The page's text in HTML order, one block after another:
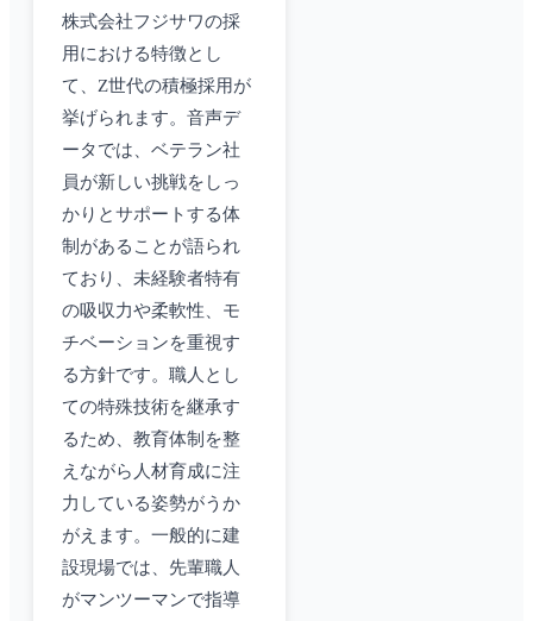
株式会社フジサワの採
用における特徴とし
て、Z世代の積極採用が
挙げられます。音声デ
ータでは、ベテラン社
員が新しい挑戦をしっ
かりとサポートする体
制があることが語られ
ており、未経験者特有
の吸収力や柔軟性、モ
チベーションを重視す
る方針です。職人とし
ての特殊技術を継承す
るため、教育体制を整
えながら人材育成に注
力している姿勢がうか
がえます。一般的に建
設現場では、先輩職人
がマンツーマンで指導